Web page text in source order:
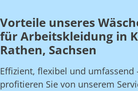
Vorteile unseres
für Arbeitskleidung in
Rathen, Sachsen
Effizient, flexibel und umfassend
profitieren Sie von unserem